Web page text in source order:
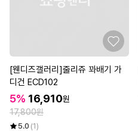
[웬디즈갤러리]줄리쥬 꽈배기 가
디건 ECD102
5% 16,910원
17,800원
5.0 (1)